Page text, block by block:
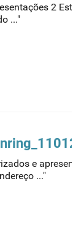
2
..."
e
..."